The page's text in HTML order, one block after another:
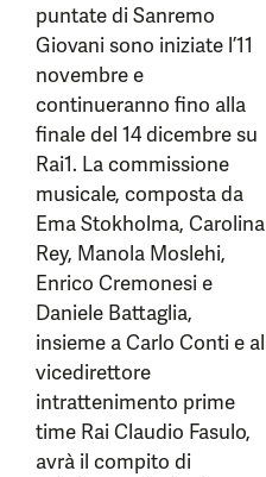
puntate di Sanremo
Giovani sono iniziate l’11
novembre e
continueranno fino alla
finale del 14 dicembre su
Rai1. La commissione
musicale, composta da
Ema Stokholma, Carolina
Rey, Manola Moslehi,
Enrico Cremonesi e
Daniele Battaglia,
insieme a Carlo Conti e al
vicedirettore
intrattenimento prime
time Rai Claudio Fasulo,
avrà il compito di